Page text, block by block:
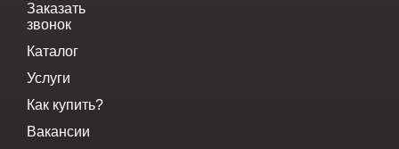
Заказать
звонок
Каталог
Услуги
Как купить?
Вакансии